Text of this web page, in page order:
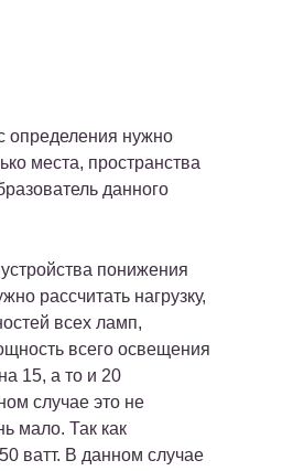
определения нужно
места, пространства
данного
понижения
рассчитать нагрузку,
всех ламп,
всего освещения
15, а то и 20
случае это не
мало. Так как
ватт. В данном случае